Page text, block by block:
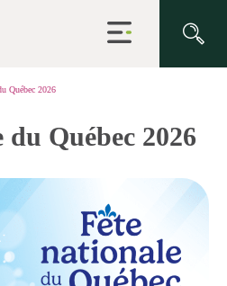
Ouvrir
la
Québec 2026
Québec 2026